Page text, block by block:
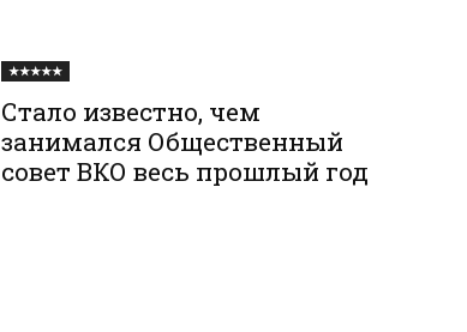
★★★★★
Стало известно, чем
занимался Общественный
совет ВКО весь прошлый год